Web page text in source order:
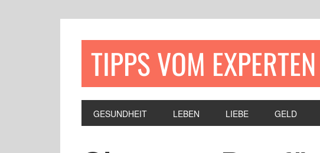
TIPPS VOM EXPERTEN
GESUNDHEIT LEBEN LIEBE GELD